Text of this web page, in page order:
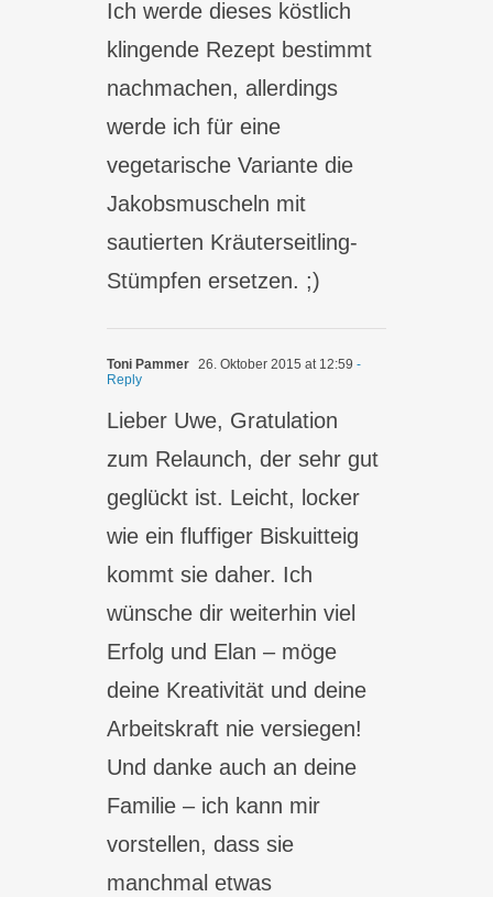
Ich werde dieses köstlich
klingende Rezept bestimmt
nachmachen, allerdings
werde ich für eine
vegetarische Variante die
Jakobsmuscheln mit
sautierten Kräuterseitling-
Stümpfen ersetzen. ;)
Toni Pammer 26. Oktober 2015 at 12:59 -
Reply
Lieber Uwe, Gratulation
zum Relaunch, der sehr gut
geglückt ist. Leicht, locker
wie ein fluffiger Biskuitteig
kommt sie daher. Ich
wünsche dir weiterhin viel
Erfolg und Elan – möge
deine Kreativität und deine
Arbeitskraft nie versiegen!
Und danke auch an deine
Familie – ich kann mir
vorstellen, dass sie
manchmal etwas